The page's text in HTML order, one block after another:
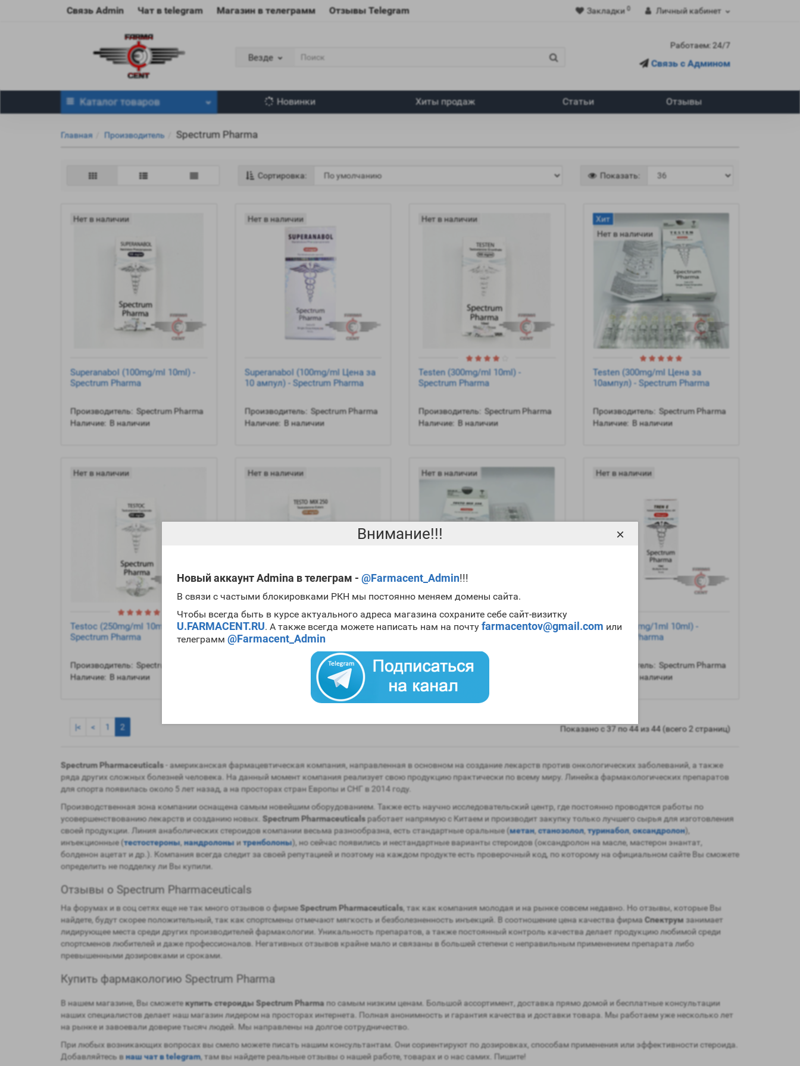
Внимание!!!
Новый аккаунт Admina в телеграм - @Farmacent_Admin!!!
В связи с частыми блокировками РКН мы постоянно меняем домены сайта.
Чтобы всегда быть в курсе актуального адреса магазина сохраните себе сайт-визитку
U.FARMACENT.RU. А также всегда можете написать нам на почту farmacentov@gmail.com или
телеграмм @Farmacent_Admin
×
Связь Admin Чат в telegram Магазин в телеграмм Отзывы Telegram Закладки 0 Личный кабинет
Везде
Работаем: 24/7
Связь с Админом
Каталог товаров Новинки Хиты продаж Статьи Отзывы
Главная Производитель Spectrum Pharma
Сортировка: Показать:
Нет в наличии
Superanabol (100mg/ml 10ml) -
Spectrum Pharma
Производитель: Spectrum Pharma
Наличие: В наличии
Нет в наличии
Superanabol (100mg/ml Цена за
10 ампул) - Spectrum Pharma
Производитель: Spectrum Pharma
Наличие: В наличии
Нет в наличии
Testen (300mg/ml 10ml) -
Spectrum Pharma
Производитель: Spectrum Pharma
Наличие: В наличии
Хит
Нет в наличии
Testen (300mg/ml Цена за
10ампул) - Spectrum Pharma
Производитель: Spectrum Pharma
Наличие: В наличии
Нет в наличии
Testoc (250mg/ml 10ml) -
Spectrum Pharma
Производитель: Spectrum Pharma
Наличие: В наличии
Нет в наличии
Testosterone Mix (250mg/1ml
10ml) - Spectrum Pharma
Spectrum Pharma
В наличии
Нет в наличии
Testosterone Mix (250mg/1ml
Производитель:
Нет в наличии
Tren E (200mg/1ml 10ml) -
Spectrum Pharma
Производитель: Spectrum Pharma
В наличии
|< < 1 2 Показано с 37 по 44 из 44 (всего 2 страниц)
Spectrum Pharmaceuticals - американская фармацевтическая компания, направленная в основном на создание лекарств против онкологических заболеваний, а также
ряда других сложных болезней человека. На данный момент компания реализует свою продукцию практически по всему миру. Линейка фармакологических препаратов
для спорта появилась около 5 лет назад, а на просторах стран Европы и СНГ в 2014 году.
Производственная зона компании оснащена самым новейшим оборудованием. Также есть научно исследовательский центр, где постоянно проводятся работы по
усовершенствованию лекарств и созданию новых. Spectrum Pharmaceuticalsработает напрямую с Китаем и производит закупку только лучшего сырья для изготовления
своей продукции. Линия анаболических стероидов компании весьма разнообразна, есть стандартные оральные (метан,станозолол, туринабол,оксандролон),
инъекционные (тестостероны нандролоныитренболоны), но сейчас появились и нестандартные варианты стероидов (оксандролон на масле, мастерон энантат,
болденон ацетат и др.). Компания всегда следит за своей репутацией и поэтому на каждом продукте есть проверочный код, по которому на официальном сайте Вы сможете
определить не подделку ли Вы купили.
Отзывы о Spectrum Pharmaceuticals
На форумах и в соц сетях еще не так много отзывов о фирмеSpectrum Pharmaceuticals, так как компания молодая и на рынке совсем недавно. Но отзывы, которые Вы
найдете, будут скорее положительный, так как спортсмены отмечают мягкость и безболезненность инъекций. В соотношение цена качества фирма Спектрум занимает
лидирующее места среди других производителей фармакологии. Уникальность препаратов, а также постоянный контроль качества делает продукцию любимой среди
спортсменов любителей и даже профессионалов. Негативных отзывов крайне мало и связаны в большей степени с неправильным применением препарата либо
превышенными дозировками и сроками.
Купить фармакологию Spectrum Pharma
В нашем магазине, Вы сможетекупить стероиды Spectrum Pharmaпо самым низким ценам. Большой ассортимент, доставка прямо домой и бесплатные консультации
наших специалистов делает наш магазин лидером на просторах интернета. Полная анонимность и гарантия качества и доставки товара. Мы работаем уже несколько лет
на рынке и завоевали доверие тысяч людей. Мы направлены на долгое сотрудничество.
При любых возникающих вопросах вы смело можете писать нашим консультантам. Они сориентируют по дозировках, способам применения или эффективности стероида.
Добавляйтесь внаш чат в telegram, там вы найдете реальные отзывы о нашей работе, товарах и о нас самих. Пишите!